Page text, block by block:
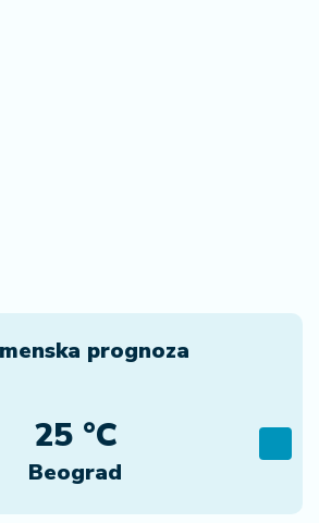
prognoza
Beograd
25 °C